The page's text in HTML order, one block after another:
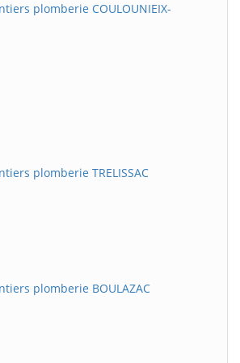
plomberie COULOUNIEIX-
plomberie TRELISSAC
plomberie BOULAZAC